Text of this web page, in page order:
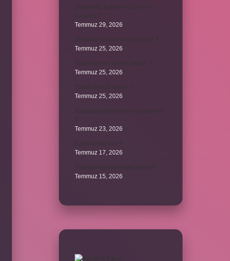
Temmuz 29, 2026
Temmuz 25, 2026
Temmuz 25, 2026
Temmuz 25, 2026
Temmuz 23, 2026
Temmuz 17, 2026
Temmuz 15, 2026